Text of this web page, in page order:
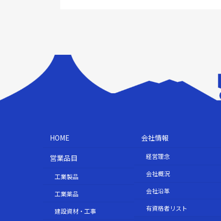
HOME
営業品目
工業製品
工業薬品
建設資材・工事
会社情報
経営理念
会社概況
会社沿革
有資格者リスト